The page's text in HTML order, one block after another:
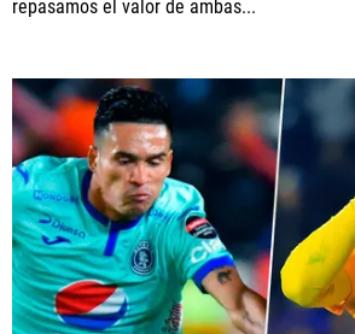
repasamos el valor de ambas...